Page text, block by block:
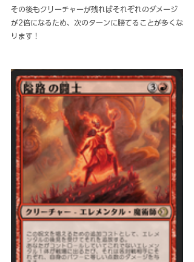
その後もクリーチャーが残ればそれぞれのダメージ
が2倍になるため、次のターンに勝てることが多くな
ります！